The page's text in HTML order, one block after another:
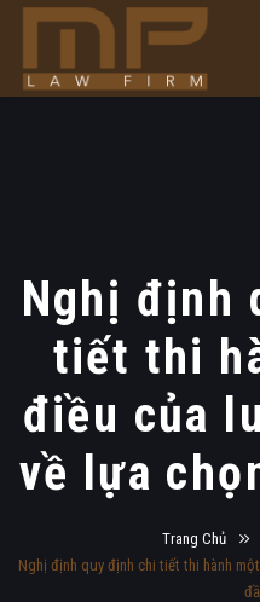
Nghị định
tiết thi
điều của
về lựa
Trang Chủ
Nghị định quy định chi tiết thi hành